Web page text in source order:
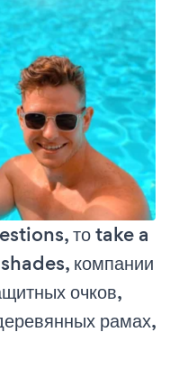
то take a
компании
очков,
рамах,